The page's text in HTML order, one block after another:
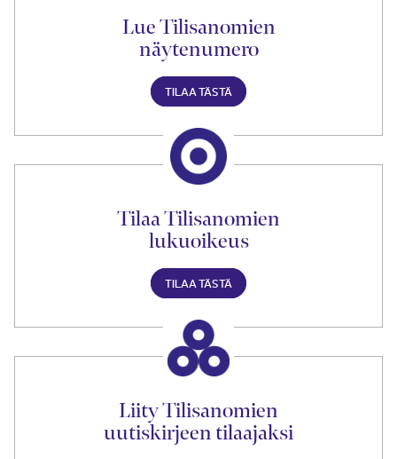
Lue Tilisanomien
näytenumero
TILAA TÄSTÄ
Tilaa Tilisanomien
lukuoikeus
TILAA TÄSTÄ
Liity Tilisanomien
uutiskirjeen tilaajaksi